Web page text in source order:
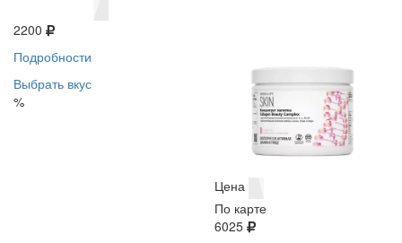
2200
Подробности
Выбрать вкус
%
Цена
По карте
6025